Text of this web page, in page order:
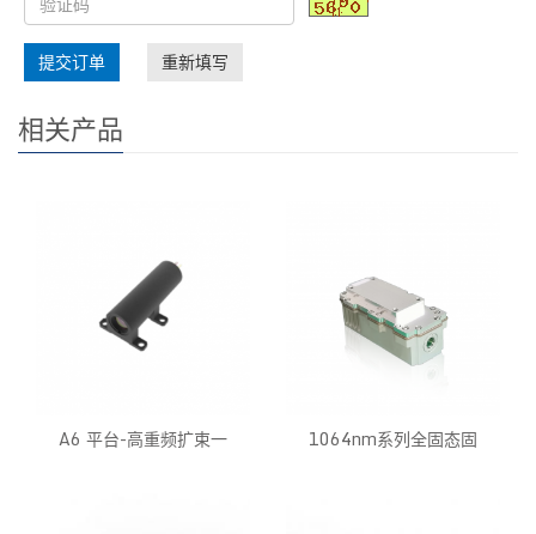
提交订单 重新填写
相关产品
A6 平台-高重频扩束一 1064nm系列全固态固